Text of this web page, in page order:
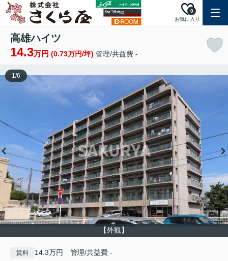
お気に入り
0
高雄ハイツ
14.3万円 (0.73万円/坪) 管理/共益費 -
【外観】
1/6
賃料 14.3万円 管理/共益費 -